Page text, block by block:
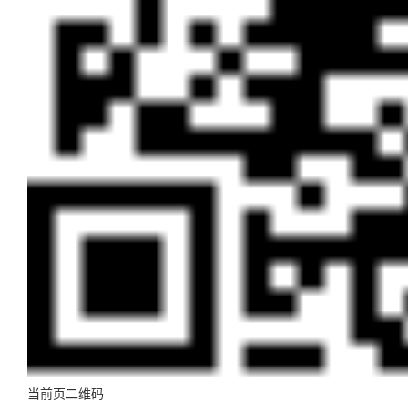
当前页二维码